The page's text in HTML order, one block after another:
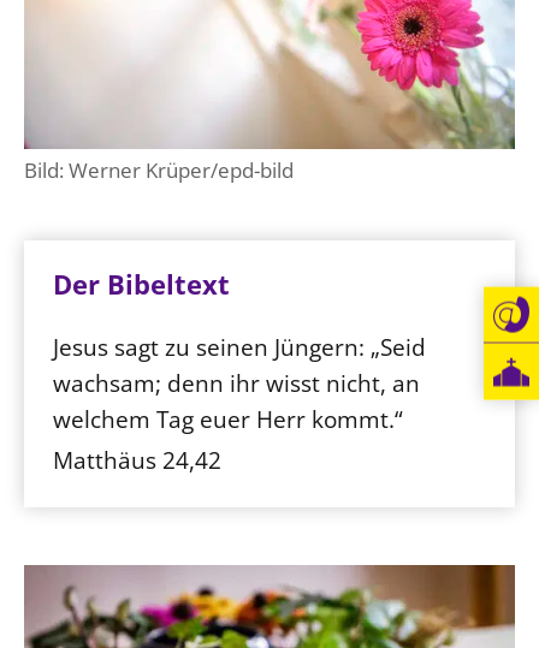
Bild: Werner Krüper/epd-bild
Der Bibeltext
Jesus sagt zu seinen Jüngern: „Seid
wachsam; denn ihr wisst nicht, an
welchem Tag euer Herr kommt.“
Matthäus 24,42